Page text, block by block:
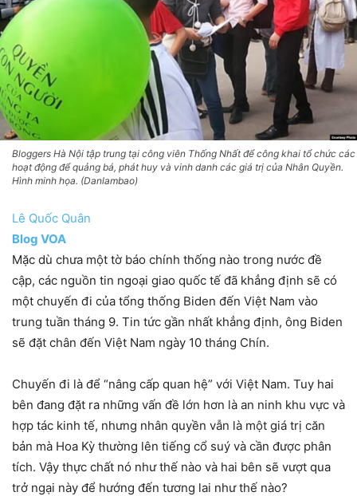
Bloggers Hà Nội tập trung tại công viên Thống Nhất để công khai tổ chức các
hoạt động để quảng bá, phát huy và vinh danh các giá trị của Nhân Quyền.
Hình minh họa. (Danlambao)
Lê Quốc Quân
Blog VOA
Mặc dù chưa một tờ báo chính thống nào trong nước đề
cập, các nguồn tin ngoại giao quốc tế đã khẳng định sẽ có
một chuyến đi của tổng thống Biden đến Việt Nam vào
trung tuần tháng 9. Tin tức gần nhất khẳng định, ông Biden
sẽ đặt chân đến Việt Nam ngày 10 tháng Chín.
Chuyến đi là để “nâng cấp quan hệ” với Việt Nam. Tuy hai
bên đang đặt ra những vấn đề lớn hơn là an ninh khu vực và
hợp tác kinh tế, nhưng nhân quyền vẫn là một giá trị căn
bản mà Hoa Kỳ thường lên tiếng cổ suý và cần được phân
tích. Vậy thực chất nó như thế nào và hai bên sẽ vượt qua
trở ngại này để hướng đến tương lai như thế nào?